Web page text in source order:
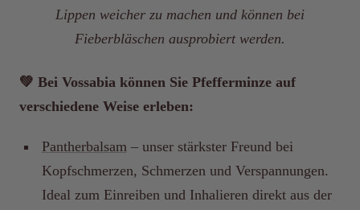
Lippen weicher zu machen und können bei
Fieberbläschen ausprobiert werden.
💚 Bei Vossabia können Sie Pfefferminze auf
verschiedene Weise erleben:
Pantherbalsam– unser stärkster Freund bei
Kopfschmerzen, Schmerzen und Verspannungen.
Ideal zum Einreiben und Inhalieren direkt aus der